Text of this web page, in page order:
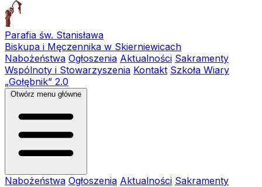
Parafia św. Stanisława
Biskupa i Męczennika w Skierniewicach
Nabożeństwa Ogłoszenia Aktualności Sakramenty
Wspólnoty i Stowarzyszenia Kontakt Szkoła Wiary
„Gołębnik” 2.0
Otwórz menu główne
Nabożeństwa Ogłoszenia Aktualności Sakramenty